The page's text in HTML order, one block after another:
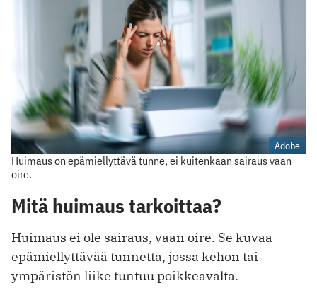
Adobe
Huimaus on epämiellyttävä tunne, ei kuitenkaan sairaus vaan
oire.
Mitä huimaus tarkoittaa?
Huimaus ei ole sairaus, vaan oire. Se kuvaa
epämiellyttävää tunnetta, jossa kehon tai
ympäristön liike tuntuu poikkeavalta.